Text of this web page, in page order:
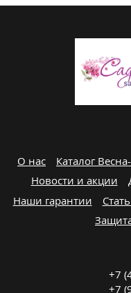
О нас Каталог
Новости и акции
Наши гарантии
+7
+7